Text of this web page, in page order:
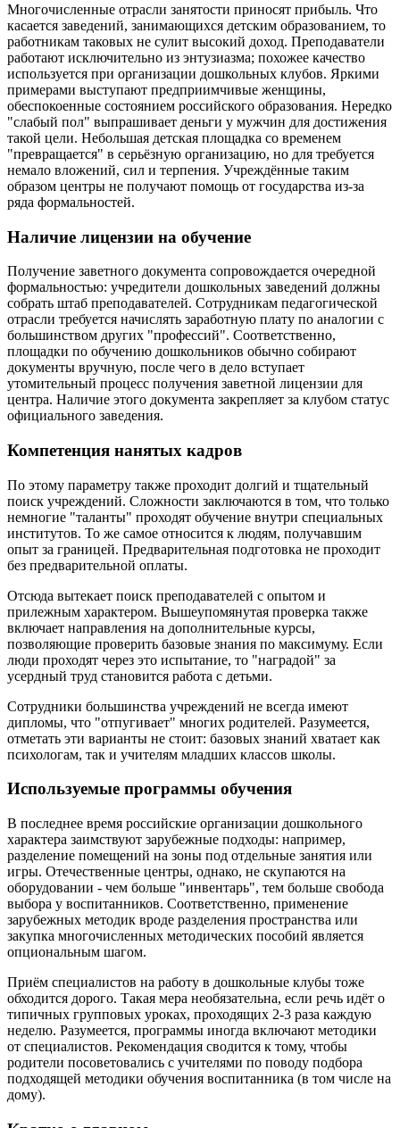
Многочисленные отрасли занятости приносят прибыль. Что
касается заведений, занимающихся детским образованием, то
работникам таковых не сулит высокий доход. Преподаватели
работают исключительно из энтузиазма; похожее качество
используется при организации дошкольных клубов. Яркими
примерами выступают предприимчивые женщины,
обеспокоенные состоянием российского образования. Нередко
"слабый пол" выпрашивает деньги у мужчин для достижения
такой цели. Небольшая детская площадка со временем
"превращается" в серьёзную организацию, но для требуется
немало вложений, сил и терпения. Учреждённые таким
образом центры не получают помощь от государства из-за
ряда формальностей.
Наличие лицензии на обучение
Получение заветного документа сопровождается очередной
формальностью: учредители дошкольных заведений должны
собрать штаб преподавателей. Сотрудникам педагогической
отрасли требуется начислять заработную плату по аналогии с
большинством других "профессий". Соответственно,
площадки по обучению дошкольников обычно собирают
документы вручную, после чего в дело вступает
утомительный процесс получения заветной лицензии для
центра. Наличие этого документа закрепляет за клубом статус
официального заведения.
Компетенция нанятых кадров
По этому параметру также проходит долгий и тщательный
поиск учреждений. Сложности заключаются в том, что только
немногие "таланты" проходят обучение внутри специальных
институтов. То же самое относится к людям, получавшим
опыт за границей. Предварительная подготовка не проходит
без предварительной оплаты.
Отсюда вытекает поиск преподавателей с опытом и
прилежным характером. Вышеупомянутая проверка также
включает направления на дополнительные курсы,
позволяющие проверить базовые знания по максимуму. Если
люди проходят через это испытание, то "наградой" за
усердный труд становится работа с детьми.
Сотрудники большинства учреждений не всегда имеют
дипломы, что "отпугивает" многих родителей. Разумеется,
отметать эти варианты не стоит: базовых знаний хватает как
психологам, так и учителям младших классов школы.
Используемые программы обучения
В последнее время российские организации дошкольного
характера заимствуют зарубежные подходы: например,
разделение помещений на зоны под отдельные занятия или
игры. Отечественные центры, однако, не скупаются на
оборудовании - чем больше "инвентарь", тем больше свобода
выбора у воспитанников. Соответственно, применение
зарубежных методик вроде разделения пространства или
закупка многочисленных методических пособий является
опциональным шагом.
Приём специалистов на работу в дошкольные клубы тоже
обходится дорого. Такая мера необязательна, если речь идёт о
типичных групповых уроках, проходящих 2-3 раза каждую
неделю. Разумеется, программы иногда включают методики
от специалистов. Рекомендация сводится к тому, чтобы
родители посоветовались с учителями по поводу подбора
подходящей методики обучения воспитанника (в том числе на
дому).